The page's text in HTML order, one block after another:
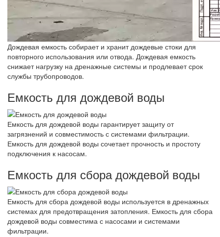
Дождевая емкость собирает и хранит дождевые стоки для
повторного использования или отвода. Дождевая емкость
снижает нагрузку на дренажные системы и продлевает срок
службы трубопроводов.
Емкость для дождевой воды
Емкость для дождевой воды гарантирует защиту от
загрязнений и совместимость с системами фильтрации.
Емкость для дождевой воды сочетает прочность и простоту
подключения к насосам.
Емкость для сбора дождевой воды
Емкость для сбора дождевой воды используется в дренажных
системах для предотвращения затопления. Емкость для сбора
дождевой воды совместима с насосами и системами
фильтрации.